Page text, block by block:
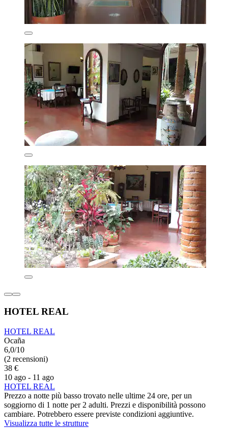
HOTEL REAL
HOTEL REAL
Ocaña
6,0/10
(2 recensioni)
38 €
10 ago - 11 ago
HOTEL REAL
Prezzo a notte più basso trovato nelle ultime 24 ore, per un
soggiorno di 1 notte per 2 adulti. Prezzi e disponibilità possono
cambiare. Potrebbero essere previste condizioni aggiuntive.
Visualizza tutte le strutture